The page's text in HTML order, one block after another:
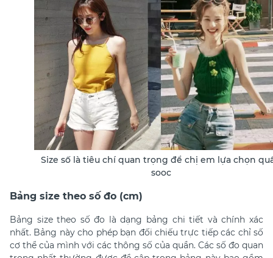
Size số là tiêu chí quan trọng để chị em lựa chọn
sooc
Bảng size theo số đo (cm)
Bảng size theo số đo là dạng bảng chi tiết và chính xác
nhất. Bảng này cho phép bạn đối chiếu trực tiếp các chỉ số
cơ thể của mình với các thông số của quần. Các số đo quan